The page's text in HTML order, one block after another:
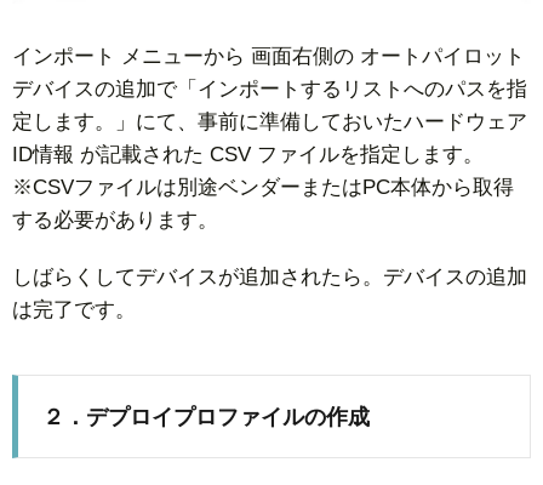
インポート メニューから 画面右側の オートパイロット
デバイスの追加で「インポートするリストへのパスを指
定します。」にて、事前に準備しておいたハードウェア
ID情報 が記載された CSV ファイルを指定します。
※CSVファイルは別途ベンダーまたはPC本体から取得
する必要があります。
しばらくしてデバイスが追加されたら。デバイスの追加
は完了です。
２．デプロイプロファイルの作成